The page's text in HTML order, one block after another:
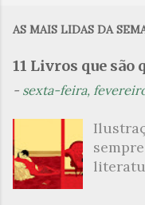
n
t
i
o
AS MAIS LIDAS DA
11 Livros que são
- sexta-feira,